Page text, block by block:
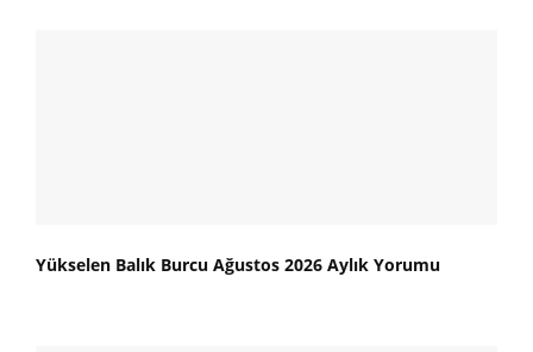
Yükselen Balık Burcu Ağustos 2026 Aylık Yorumu